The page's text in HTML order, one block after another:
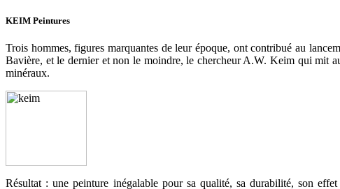
KEIM Peintures
Trois hommes, figures marquantes de leur époque, ont contribué au
Bavière, et le dernier et non le moindre, le chercheur A.W. Keim qui mit
minéraux.
Résultat : une peinture inégalable pour sa qualité, sa durabilité, son